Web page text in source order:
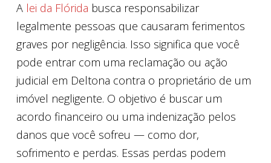
A lei da Flórida busca responsabilizar
legalmente pessoas que causaram ferimentos
graves por negligência. Isso significa que você
pode entrar com uma reclamação ou ação
judicial em Deltona contra o proprietário de um
imóvel negligente. O objetivo é buscar um
acordo financeiro ou uma indenização pelos
danos que você sofreu — como dor,
sofrimento e perdas. Essas perdas podem